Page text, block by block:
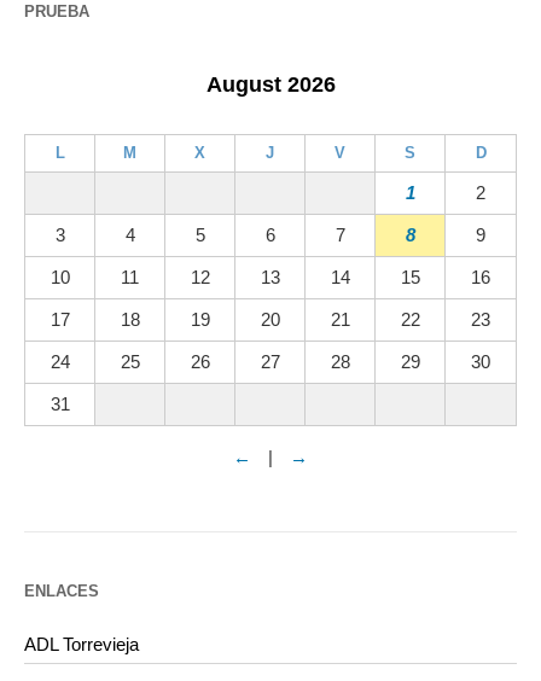
PRUEBA
August 2026
L M X J V S D
1 2
3 4 5 6 7 8 9
10 11 12 13 14 15 16
17 18 19 20 21 22 23
24 25 26 27 28 29 30
31
← | →
ENLACES
ADL Torrevieja